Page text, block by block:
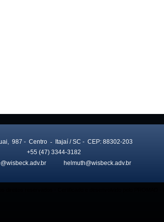
987 - Centro - Itajaí / SC - CEP: 88302-203
+55 (47) 3344-3182
helmuth@wisbeck.adv.br